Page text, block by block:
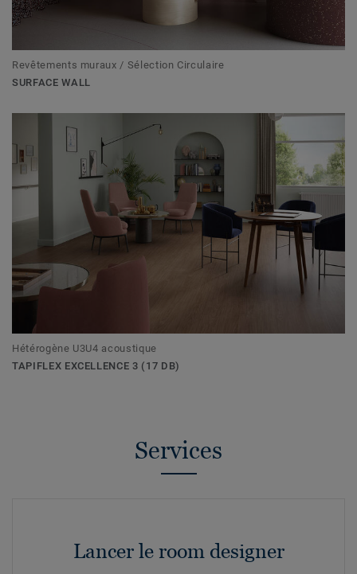
Revêtements muraux / Sélection Circulaire
SURFACE WALL
Hétérogène U3U4 acoustique
TAPIFLEX EXCELLENCE 3 (17 DB)
Services
Lancer le room designer